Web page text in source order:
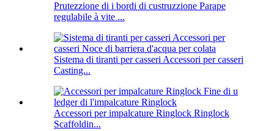
Prutezzione di i bordi di custruzzione Parape
regulabile à vite ...
Sistema di tiranti per casseri Accessori per casseri
Casting...
Accessori per impalcature Ringlock Ringlock
Scaffoldin...